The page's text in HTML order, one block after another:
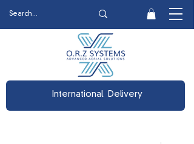
International Delivery